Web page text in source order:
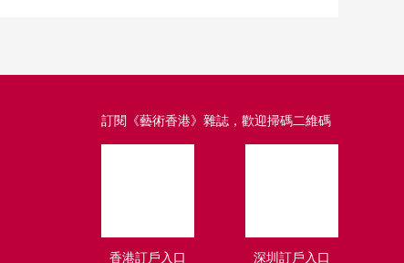
訂閱《藝術香港》雜誌，歡迎掃碼二維碼
香港訂戶入口 深圳訂戶入口